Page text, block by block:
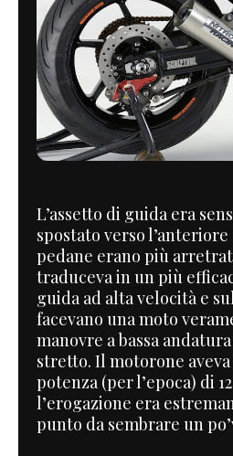
L’assetto di guida era
spostato verso l’anteriore
pedane erano più
traduceva in un più
guida ad alta velocità e
facevano una moto
manovre a bassa
stretto. Il motorone
potenza (per l’epoca) di
l’erogazione era
punto da sembrare un